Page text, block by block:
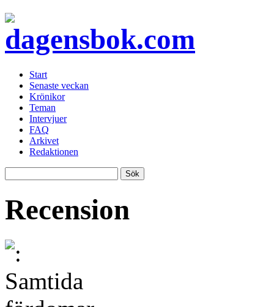
Start
Senaste veckan
Krönikor
Teman
Intervjuer
FAQ
Arkivet
Redaktionen
Recension